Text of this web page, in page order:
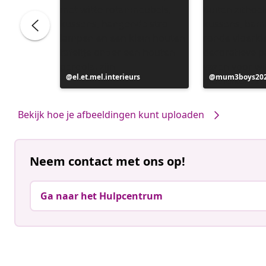
Bericht
gepubliceerd
el.et.mel.interieurs
Bericht
gepubliceerd
Bekijk hoe je afbeeldingen kunt uploaden
Neem contact met ons op!
Ga naar het Hulpcentrum